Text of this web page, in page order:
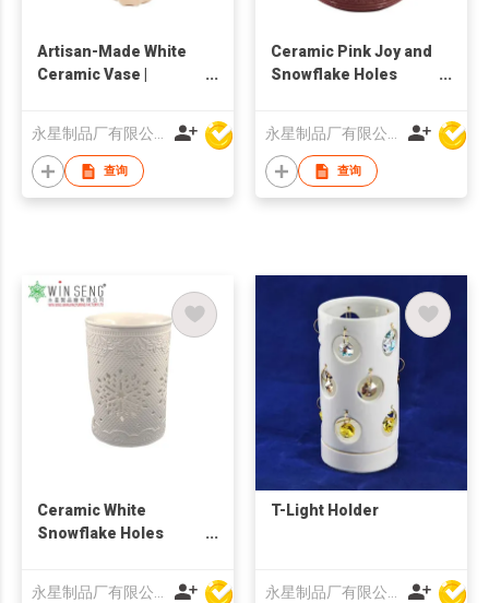
Artisan-Made White
Ceramic Vase |
Decor
查询
Ceramic Pink Joy and
Snowflake Holes
查询
Ceramic White
Snowflake Holes
T-Light Holder